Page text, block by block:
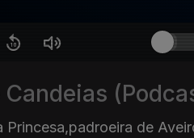
Candeias
Princesa,padroeira de